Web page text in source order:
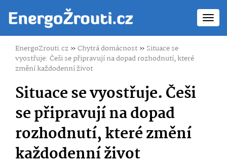
EnergoZrouti.cz»Chytrá domácnost» Situace se
vyostřuje. Češi se připravují na dopad rozhodnutí, které
změní každodenní život
Situace se vyostřuje. Češi
se připravují na dopad
rozhodnutí, které změní
každodenní život